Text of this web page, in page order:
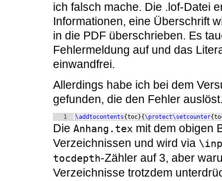
ich falsch mache. Die .lof-Datei
Informationen, eine Überschrift
in die PDF überschrieben. Es
Fehlermeldung auf und das
einwandfrei.
Allerdings habe ich bei dem
gefunden, die den Fehler
1 \addtocontents{toc}{\protect\setcounter{
Die Anhang.tex mit dem obigen
Verzeichnissen und wird via
tocdepth-Zähler auf 3, aber
Verzeichnisse trotzdem